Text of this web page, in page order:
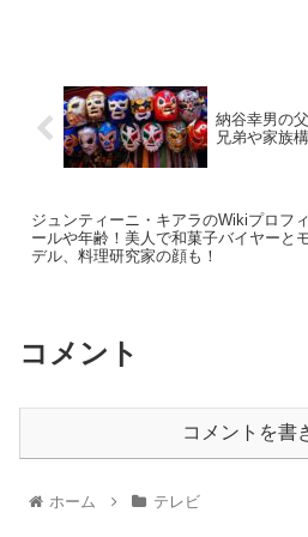
納谷幸男の
兄弟や家族
ジュンティーニ・キアラのWikiプロフィ
ールや年齢！美人で和菓子バイヤーと
デル、料理研究家の顔も！
コメント
コメントを書
ホーム テレビ